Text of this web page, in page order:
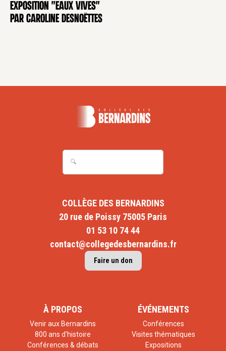
EXPOSITION
Exposition "Eaux Vives"
par Caroline Desnoëttes
COLLÈGE DES BERNARDINS
20 rue de Poissy 75005 Paris
01 53 10 74 44
contact@collegedesbernardins.fr
Faire un don
À PROPOS
Venir aux Bernardins
800 ans d'histoire
Conférences & débats
ÉVÉNEMENTS
Conférences
Visites thématiques
Expositions